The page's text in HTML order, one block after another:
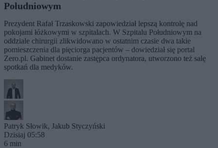
Południowym
Prezydent Rafał Trzaskowski zapowiedział lepszą kontrolę nad
pokojami łóżkowymi w szpitalach. W Szpitalu Południowym na
oddziale chirurgii zlikwidowano w ostatnim czasie dwa takie
pomieszczenia dla pięciorga pacjentów – dowiedział się portal
Zero.pl. Gabinet dostanie zastępca ordynatora, utworzono też salę
spotkań dla medyków.
Patryk Słowik, Jakub Styczyński
Dzisiaj 05:58
6 min